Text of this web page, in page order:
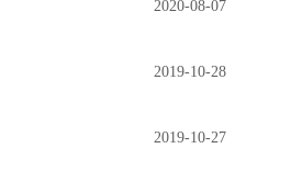
2020-08-07
2019-10-28
2019-10-27